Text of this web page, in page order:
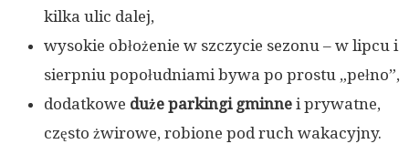
kilka ulic dalej,
wysokie obłożenie w szczycie sezonu – w lipcu i
sierpniu popołudniami bywa po prostu „pełno”,
dodatkowe duże parkingi gminne i prywatne,
często żwirowe, robione pod ruch wakacyjny.